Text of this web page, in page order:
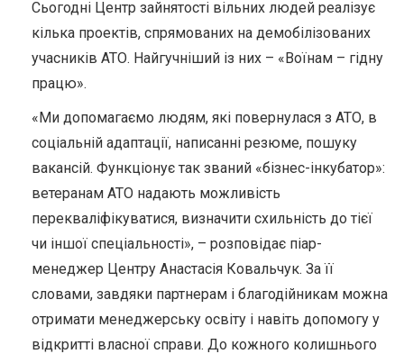
Сьогодні Центр зайнятості вільних людей реалізує
кілька проектів, спрямованих на демобілізованих
учасників АТО. Найгучніший із них – «Воїнам – гідну
працю».
«Ми допомагаємо людям, які повернулася з АТО, в
соціальній адаптації, написанні резюме, пошуку
вакансій. Функціонує так званий «бізнес-інкубатор»:
ветеранам АТО надають можливість
перекваліфікуватися, визначити схильність до тієї
чи іншої спеціальності», – розповідає піар-
менеджер Центру Анастасія Ковальчук. За її
словами, завдяки партнерам і благодійникам можна
отримати менеджерську освіту і навіть допомогу у
відкритті власної справи. До кожного колишнього